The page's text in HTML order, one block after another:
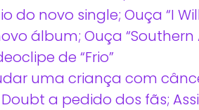
do novo single; Ouça “I
álbum; Ouça “Southern
de “Frio”
uma criança com
a pedido dos fãs;